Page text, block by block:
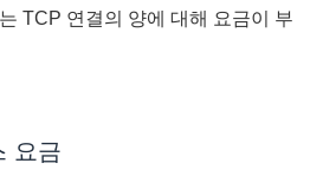
TCP 연결의 양에 대해 요금이 부
요금